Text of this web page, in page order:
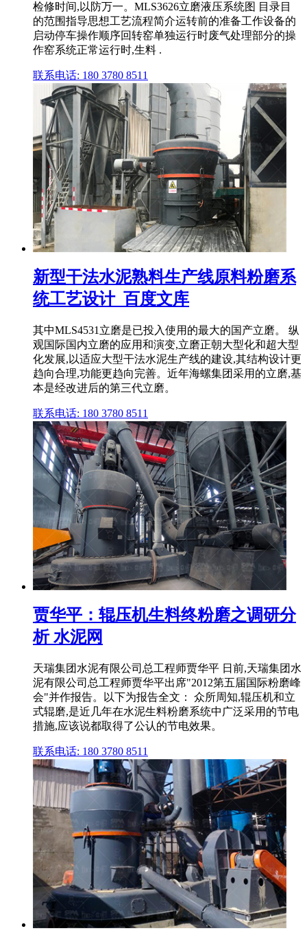
检修时间,以防万一。MLS3626立磨液压系统图 目录目
的范围指导思想工艺流程简介运转前的准备工作设备的
启动停车操作顺序回转窑单独运行时废气处理部分的操
作窑系统正常运行时,生料 .
联系电话: 180 3780 8511
新型干法水泥熟料生产线原料粉磨系
统工艺设计_百度文库
其中MLS4531立磨是已投入使用的最大的国产立磨。 纵
观国际国内立磨的应用和演变,立磨正朝大型化和超大型
化发展,以适应大型干法水泥生产线的建设,其结构设计更
趋向合理,功能更趋向完善。近年海螺集团采用的立磨,基
本是经改进后的第三代立磨。
联系电话: 180 3780 8511
贾华平：辊压机生料终粉磨之调研分
析 水泥网
天瑞集团水泥有限公司总工程师贾华平 日前,天瑞集团水
泥有限公司总工程师贾华平出席"2012第五届国际粉磨峰
会"并作报告。以下为报告全文： 众所周知,辊压机和立
式辊磨,是近几年在水泥生料粉磨系统中广泛采用的节电
措施,应该说都取得了公认的节电效果。
联系电话: 180 3780 8511